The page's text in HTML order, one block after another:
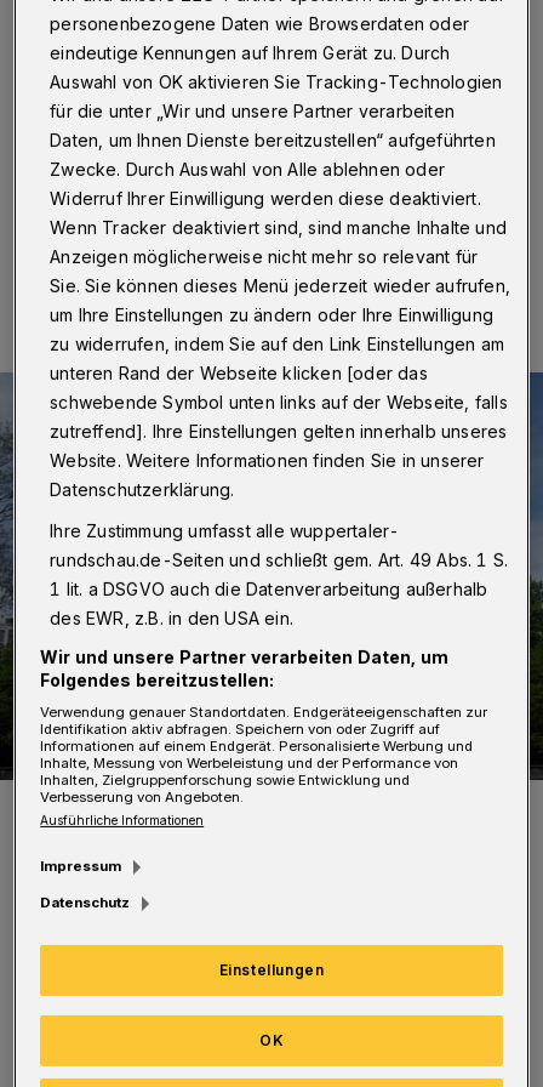
Vorwerk will die Thermomix-Produktion am Standort
Wuppertal Ende 2019 einstellen. Das berichtet die
Rheinische Post. Grund seien Überkapazitäten in
Europa. Stattdessen soll eine Fertigung in Shanghai
entstehen.
02.07.2019 , 09:31 Uhr Eine Minute Lesezeit
Die Wuppertaler Vorwerk-Zentrale.
Foto: Wuppertaler Rundschau
Vorwerk hatte in der vergangenen Woche
angekündigt, dass in Wuppertal rund 200
Vollzeitstellen gestrichen werden sollen. 85
personenbezogene Daten wie Browserdaten oder
eindeutige Kennungen auf Ihrem Gerät zu. Durch
Auswahl von OK aktivieren Sie Tracking-Technologien
für die unter „Wir und unsere Partner verarbeiten
Daten, um Ihnen Dienste bereitzustellen“ aufgeführten
Zwecke. Durch Auswahl von Alle ablehnen oder
Widerruf Ihrer Einwilligung werden diese deaktiviert.
Wenn Tracker deaktiviert sind, sind manche Inhalte und
Anzeigen möglicherweise nicht mehr so relevant für
Sie. Sie können dieses Menü jederzeit wieder aufrufen,
um Ihre Einstellungen zu ändern oder Ihre Einwilligung
zu widerrufen, indem Sie auf den Link Einstellungen am
unteren Rand der Webseite klicken [oder das
schwebende Symbol unten links auf der Webseite, falls
zutreffend]. Ihre Einstellungen gelten innerhalb unseres
Website. Weitere Informationen finden Sie in unserer
Datenschutzerklärung.
Ihre Zustimmung umfasst alle wuppertaler-
rundschau.de-Seiten und schließt gem. Art. 49 Abs. 1 S.
1 lit. a DSGVO auch die Datenverarbeitung außerhalb
des EWR, z.B. in den USA ein.
Wir und unsere Partner verarbeiten Daten, um
Folgendes bereitzustellen:
Verwendung genauer Standortdaten. Endgeräteeigenschaften zur
Identifikation aktiv abfragen. Speichern von oder Zugriff auf
Informationen auf einem Endgerät. Personalisierte Werbung und
Inhalte, Messung von Werbeleistung und der Performance von
Inhalten, Zielgruppenforschung sowie Entwicklung und
Verbesserung von Angeboten.
Ausführliche Informationen
Impressum
Datenschutz
Einstellungen
OK